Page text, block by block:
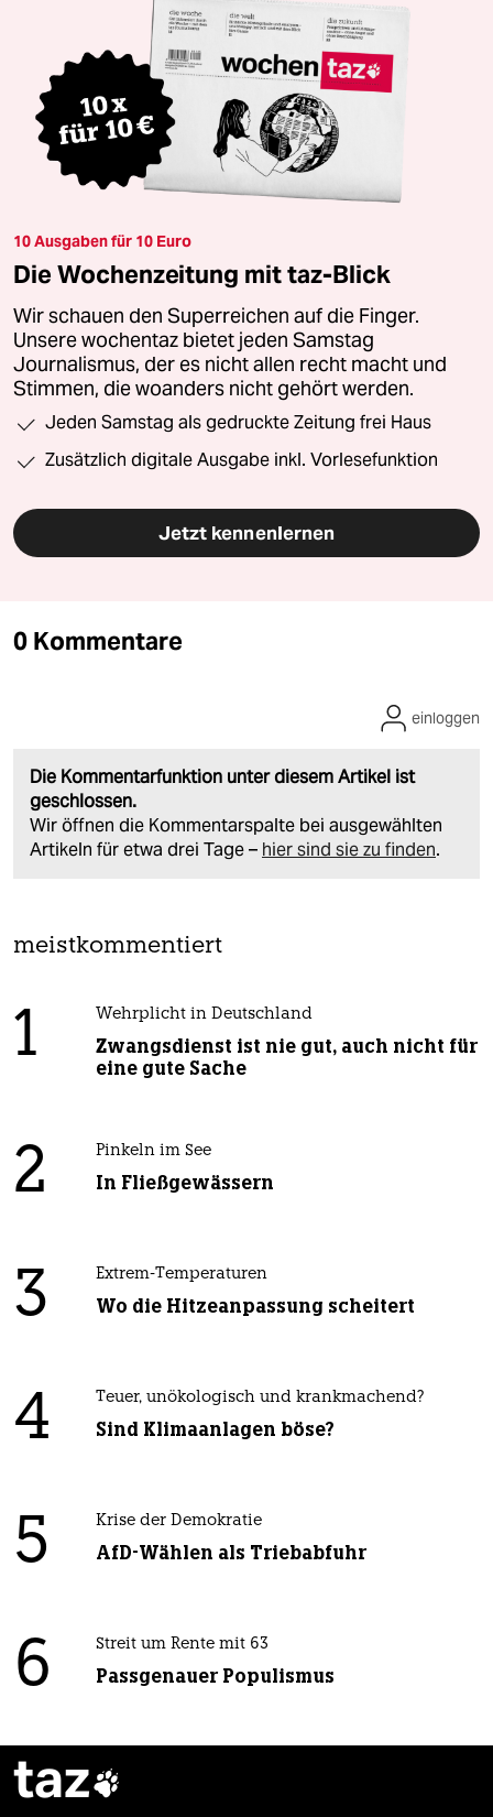
10 Ausgaben für 10 Euro
Die Wochenzeitung mit taz-Blick
Wir schauen den Superreichen auf die Finger.
Unsere wochentaz bietet jeden Samstag
Journalismus, der es nicht allen recht macht und
Stimmen, die woanders nicht gehört werden.
Jeden Samstag als gedruckte Zeitung frei Haus
Zusätzlich digitale Ausgabe inkl. Vorlesefunktion
Jetzt kennenlernen
0 Kommentare
Die Kommentarfunktion unter diesem Artikel ist
geschlossen.
Wir öffnen die Kommentarspalte bei ausgewählten
Artikeln für etwa drei Tage – hier sind sie zu finden.
einloggen
meistkommentiert
1 Wehrplicht in Deutschland
Zwangsdienst ist nie gut, auch nicht für
eine gute Sache
2 Pinkeln im See
In Fließgewässern
3 Extrem-Temperaturen
Wo die Hitzeanpassung scheitert
4 Teuer, unökologisch und krankmachend?
Sind Klimaanlagen böse?
5 Krise der Demokratie
AfD-Wählen als Triebabfuhr
6 Streit um Rente mit 63
Passgenauer Populismus
taz